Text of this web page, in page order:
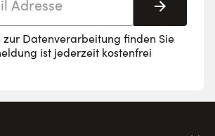
Birkenstock verwendet
hautverträgliche Ausgangsstoffe
Kork aus verantwortungsvoller
Datenverarbeitung finden Sie
ist jederzeit kostenfrei